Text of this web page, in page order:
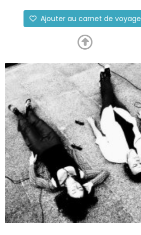
Ajouter au carnet de voyage